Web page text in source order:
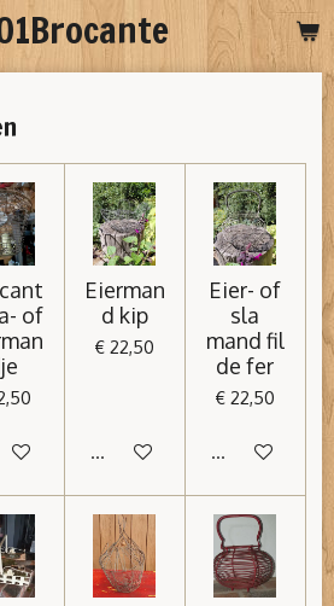
of
Eierman
d kip
€ 22,50
In winkelwagen
Eier- of
sla
mand fil
de fer
€ 22,50
In